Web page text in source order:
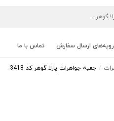
رویه‌های ارسال سفارش تماس با ما
جعبه جواهرات پارلا گوهر کد 3418